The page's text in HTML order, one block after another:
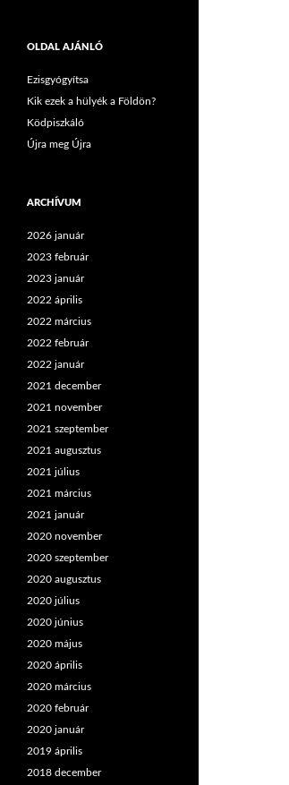
OLDAL AJÁNLÓ
Ezisgyógyítsa
Kik ezek a hülyék a Földön?
Ködpiszkáló
Újra meg Újra
ARCHÍVUM
2026 január
2023 február
2023 január
2022 április
2022 március
2022 február
2022 január
2021 december
2021 november
2021 szeptember
2021 augusztus
2021 július
2021 március
2021 január
2020 november
2020 szeptember
2020 augusztus
2020 július
2020 június
2020 május
2020 április
2020 március
2020 február
2020 január
2019 április
2018 december